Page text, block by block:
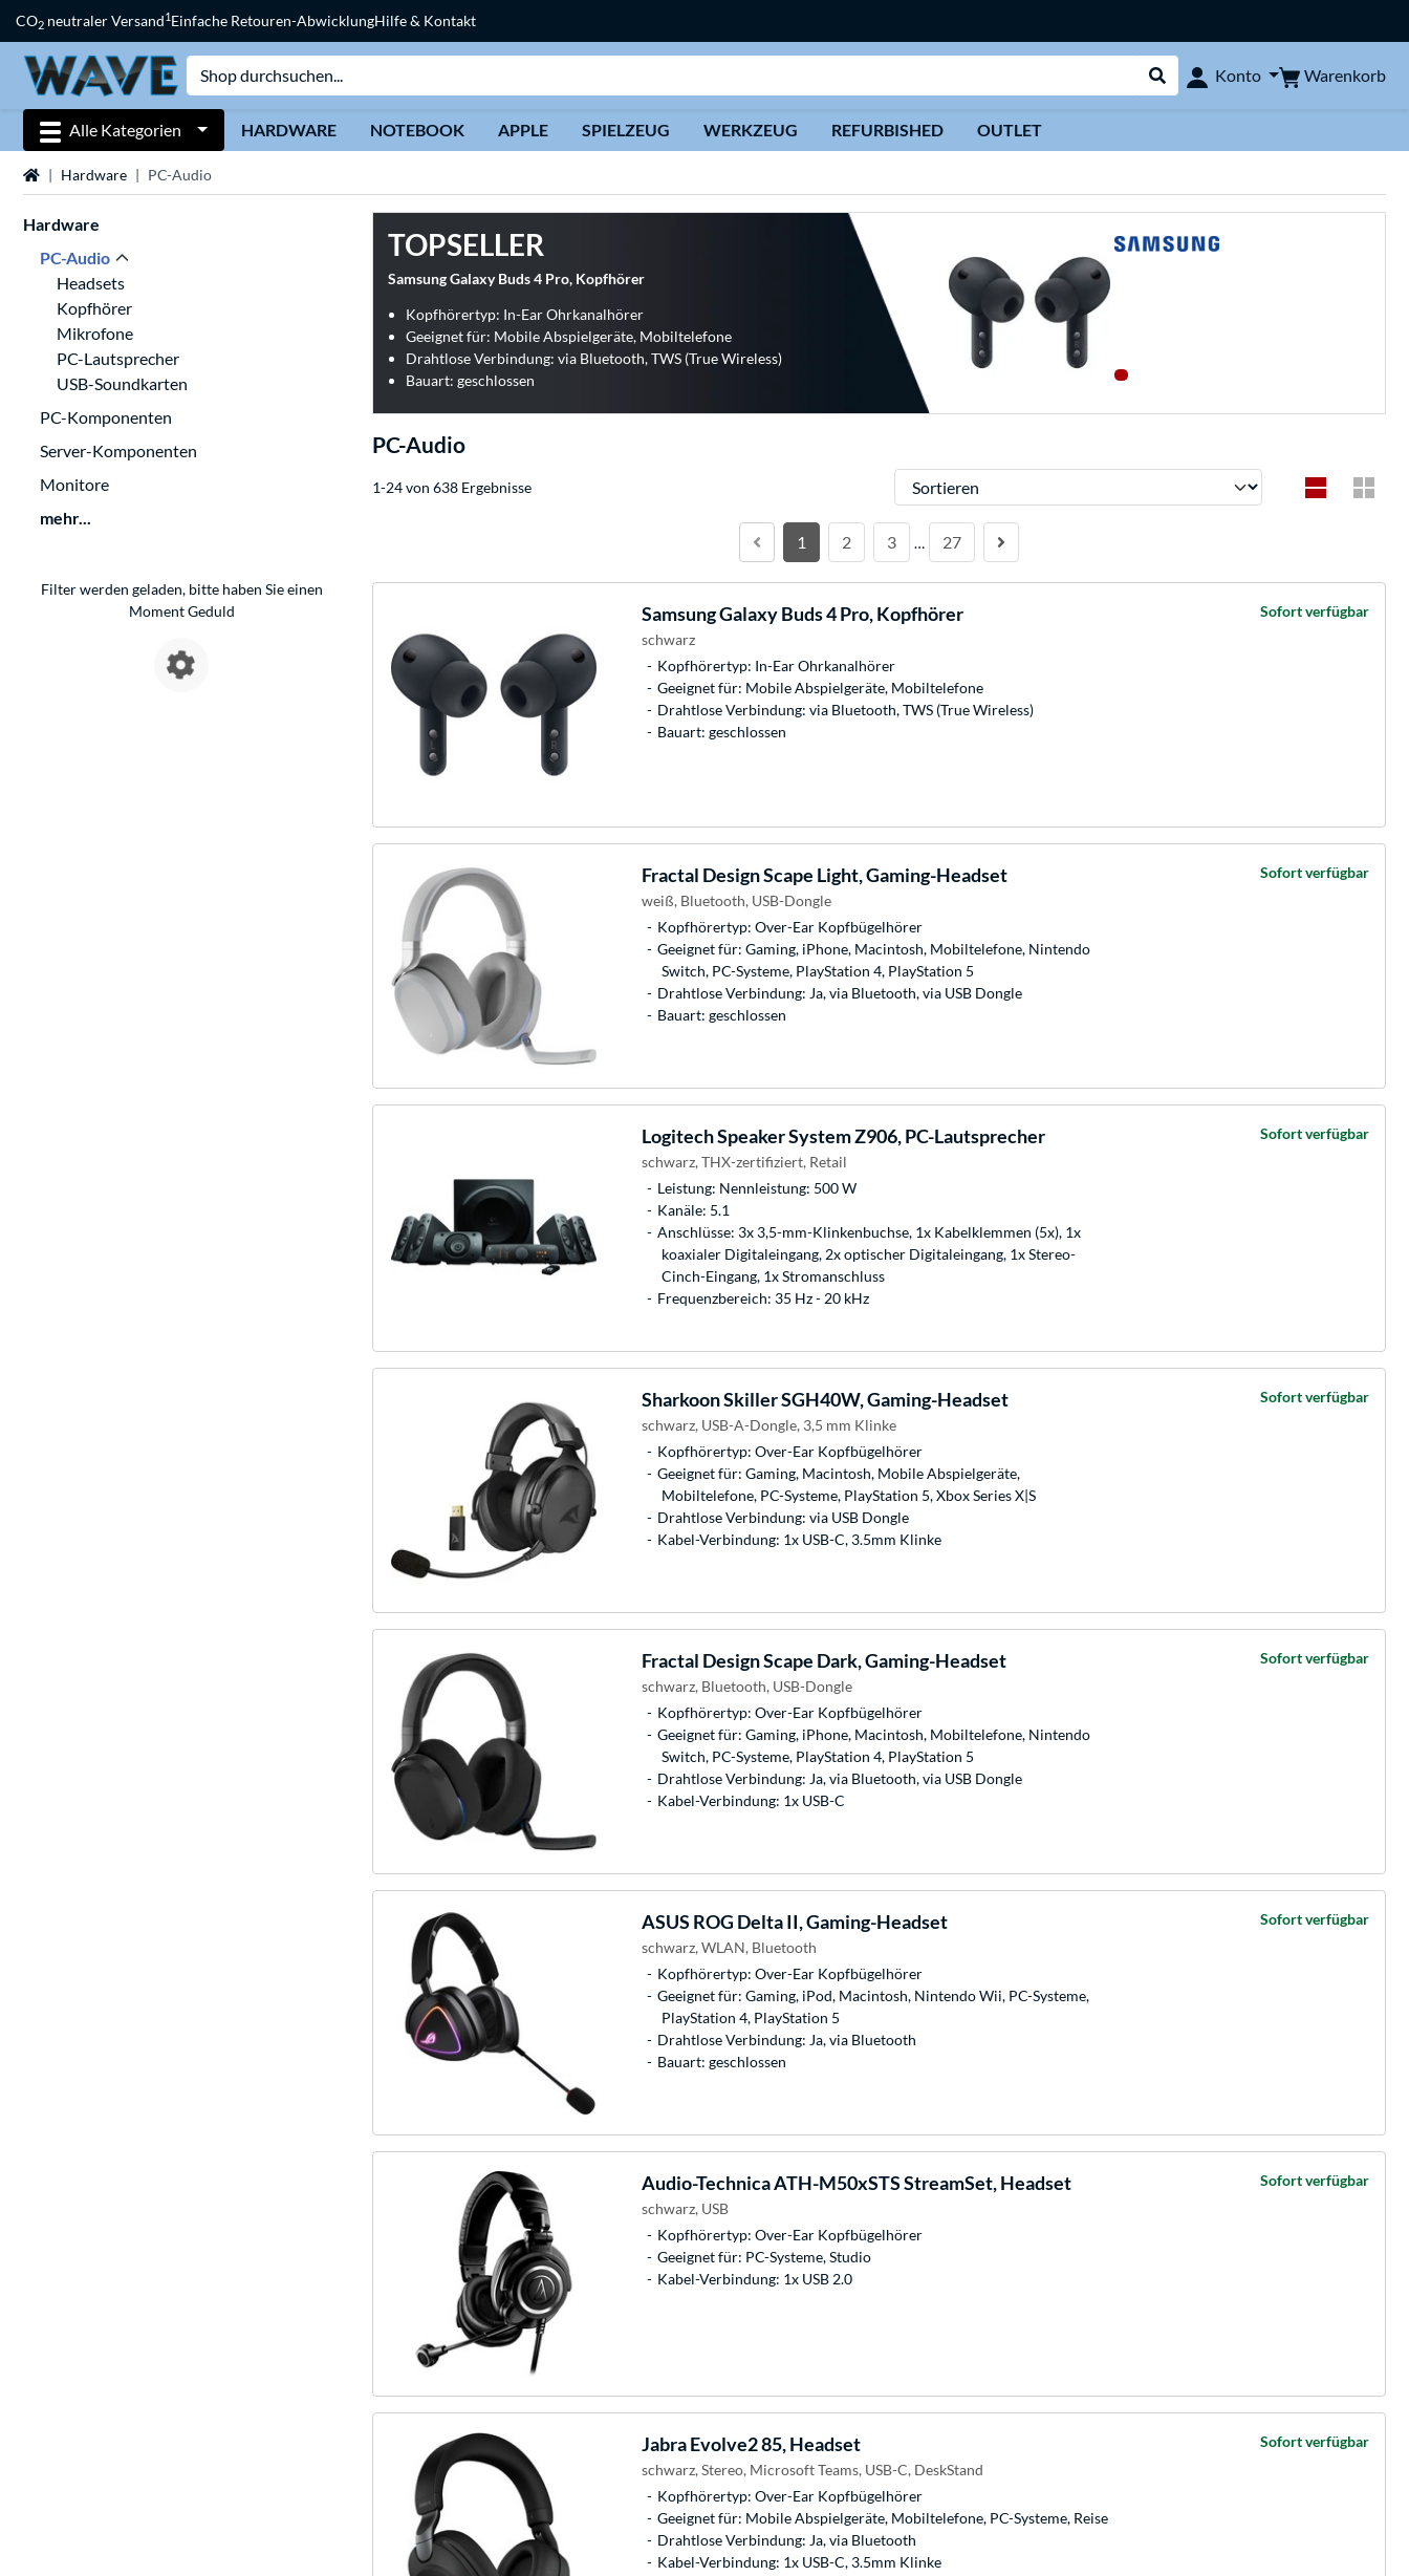
CO2 neutraler Versand1Einfache Retouren-AbwicklungHilfe & Kontakt
Suche durchführen
Konto Warenkorb
Alle Kategorien HARDWARE NOTEBOOK APPLE SPIELZEUG WERKZEUG REFURBISHED OUTLET
StartseiteHardware PC-Audio
Hardware
PC-Audio
Headsets
Kopfhörer
Mikrofone
PC-Lautsprecher
USB-Soundkarten
PC-Komponenten
Server-Komponenten
Monitore
mehr...
Filter werden geladen, bitte haben Sie einen
Moment Geduld
TOPSELLER
Samsung Galaxy Buds 4 Pro, Kopfhörer
Kopfhörertyp: In-Ear Ohrkanalhörer
Geeignet für: Mobile Abspielgeräte, Mobiltelefone
Drahtlose Verbindung: via Bluetooth, TWS (True Wireless)
Bauart: geschlossen
PC-Audio
1-24 von 638 Ergebnisse Sortieren
1 2 3 … 27
SamsungGalaxy Buds 4 Pro, Kopfhörer
schwarz
Kopfhörertyp: In-Ear Ohrkanalhörer
Geeignet für: Mobile Abspielgeräte, Mobiltelefone
Drahtlose Verbindung: via Bluetooth, TWS (True Wireless)
Bauart: geschlossen
Sofort verfügbar
Fractal DesignScape Light, Gaming-Headset
weiß, Bluetooth, USB-Dongle
Kopfhörertyp: Over-Ear Kopfbügelhörer
Geeignet für: Gaming, iPhone, Macintosh, Mobiltelefone, Nintendo
Switch, PC-Systeme, PlayStation 4, PlayStation 5
Drahtlose Verbindung: Ja, via Bluetooth, via USB Dongle
Bauart: geschlossen
Sofort verfügbar
LogitechSpeaker System Z906, PC-Lautsprecher
schwarz, THX-zertifiziert, Retail
Leistung: Nennleistung: 500 W
Kanäle: 5.1
Anschlüsse: 3x 3,5-mm-Klinkenbuchse, 1x Kabelklemmen (5x), 1x
koaxialer Digitaleingang, 2x optischer Digitaleingang, 1x Stereo-
Cinch-Eingang, 1x Stromanschluss
Frequenzbereich: 35 Hz - 20 kHz
Sofort verfügbar
SharkoonSkiller SGH40W, Gaming-Headset
schwarz, USB-A-Dongle, 3,5 mm Klinke
Kopfhörertyp: Over-Ear Kopfbügelhörer
Geeignet für: Gaming, Macintosh, Mobile Abspielgeräte,
Mobiltelefone, PC-Systeme, PlayStation 5, Xbox Series X|S
Drahtlose Verbindung: via USB Dongle
Kabel-Verbindung: 1x USB-C, 3.5mm Klinke
Sofort verfügbar
Fractal DesignScape Dark, Gaming-Headset
schwarz, Bluetooth, USB-Dongle
Kopfhörertyp: Over-Ear Kopfbügelhörer
Geeignet für: Gaming, iPhone, Macintosh, Mobiltelefone, Nintendo
Switch, PC-Systeme, PlayStation 4, PlayStation 5
Drahtlose Verbindung: Ja, via Bluetooth, via USB Dongle
Kabel-Verbindung: 1x USB-C
Sofort verfügbar
ASUS ROG Delta II, Gaming-Headset
schwarz, WLAN, Bluetooth
Kopfhörertyp: Over-Ear Kopfbügelhörer
Geeignet für: Gaming, iPod, Macintosh, Nintendo Wii, PC-Systeme,
PlayStation 4, PlayStation 5
Drahtlose Verbindung: Ja, via Bluetooth
Bauart: geschlossen
Sofort verfügbar
Audio-TechnicaATH-M50xSTS StreamSet, Headset
schwarz, USB
Kopfhörertyp: Over-Ear Kopfbügelhörer
Geeignet für: PC-Systeme, Studio
Kabel-Verbindung: 1x USB 2.0
Sofort verfügbar
JabraEvolve2 85, Headset
schwarz, Stereo, Microsoft Teams, USB-C, DeskStand
Kopfhörertyp: Over-Ear Kopfbügelhörer
Geeignet für: Mobile Abspielgeräte, Mobiltelefone, PC-Systeme, Reise
Drahtlose Verbindung: Ja, via Bluetooth
Kabel-Verbindung: 1x USB-C, 3.5mm Klinke
Sofort verfügbar